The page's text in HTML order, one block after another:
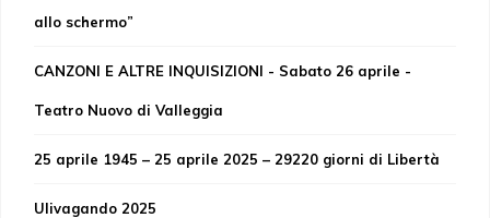
allo schermo”
CANZONI E ALTRE INQUISIZIONI - Sabato 26 aprile -
Teatro Nuovo di Valleggia
25 aprile 1945 – 25 aprile 2025 – 29220 giorni di Libertà
Ulivagando 2025